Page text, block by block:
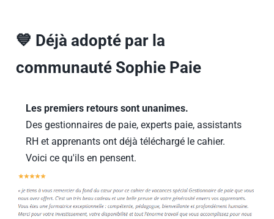
💙 Déjà adopté par la
communauté Sophie Paie
Les premiers retours sont unanimes.
Des gestionnaires de paie, experts paie, assistants
RH et apprenants ont déjà téléchargé le cahier.
Voici ce qu'ils en pensent.